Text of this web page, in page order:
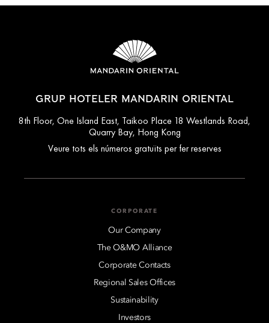
GRUP HOTELER MANDARIN ORIENTAL
8th Floor, One Island East, Taikoo Place 18 Westlands Road,
Quarry Bay, Hong Kong
Veure tots els números gratuïts per fer reserves
CORPORATE
Our Company
The O&MO Alliance
Corporate Contacts
Regional Sales Offices
Sustainability
Investors